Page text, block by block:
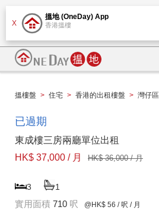
X
搵地 (OneDay) App
香港搵樓
搵樓盤 > 住宅 > 香港的出租樓盤 > 灣仔區
已過期
東成樓三房兩廳單位出租
HK$ 37,000 / 月
HK$ 36,000 / 月
3 1
實用面積 710 呎 @HK$ 56 / 呎 / 月